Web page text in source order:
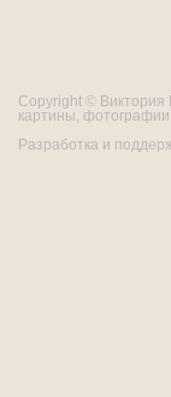
Copyright © Виктория
картины,
Разработка и